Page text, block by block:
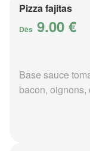
Pizza fajitas
Dès 9.00 €
Base sauce
bacon, oignons,